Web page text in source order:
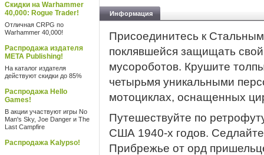
Скидки на Warhammer
40,000: Rogue Trader!
Отличная CRPG по
Warhammer 40,000!
Распродажа издателя
META Publishing!
На каталог издателя
действуют скидки до 85%
Распродажа Hello
Games!
В акции участвуют игры No
Man's Sky, Joe Danger и The
Last Campfire
Распродажа Kalypso!
Информация
Присоединитесь к
поклявшейся защищать
мусороботов. Крушите
четырьмя уникальными
мотоциклах, оснащенных
Путешествуйте по
США 1940-х годов.
Прибрежье от орд